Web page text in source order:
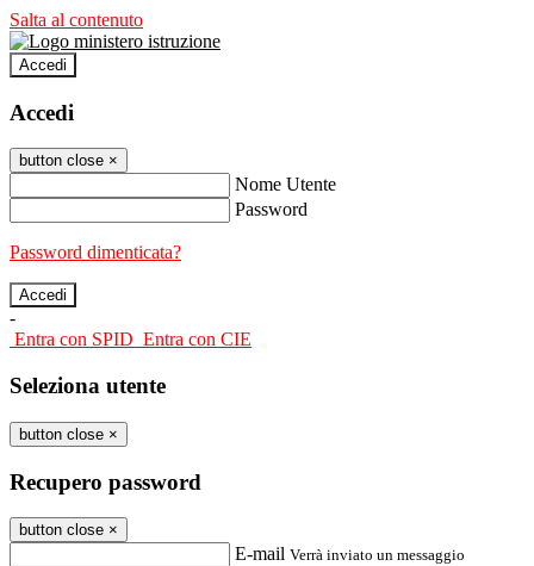
Salta al contenuto
Accedi
Accedi
button close ×
Nome Utente
Password
Password dimenticata?
-
Entra con SPID Entra con CIE
Seleziona utente
button close ×
Recupero password
button close ×
E-mail Verrà inviato un messaggio